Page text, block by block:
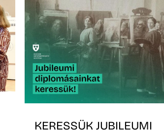
KERESSÜK JUBILEUMI